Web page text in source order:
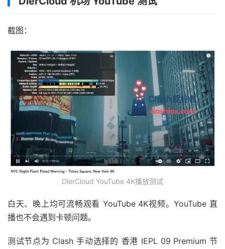
截图：
DlerCloud YouTube 4K播放测试
白天、晚上均可流畅观看 YouTube 4K视频。YouTube 直
播也不会遇到卡顿问题。
测试节点为 Clash 手动选择的 香港 IEPL 09 Premium 节